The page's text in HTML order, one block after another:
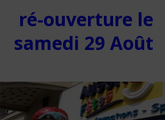
ré-ouverture le
samedi 29 Août